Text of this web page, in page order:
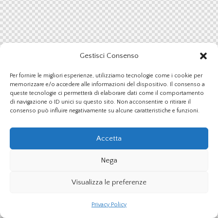
Gestisci Consenso
Per fornire le migliori esperienze, utilizziamo tecnologie come i cookie per
memorizzare e/o accedere alle informazioni del dispositivo. Il consenso a
queste tecnologie ci permetterà di elaborare dati come il comportamento
di navigazione o ID unici su questo sito. Non acconsentire o ritirare il
consenso può influire negativamente su alcune caratteristiche e funzioni.
Accetta
Nega
Visualizza le preferenze
Privacy Policy